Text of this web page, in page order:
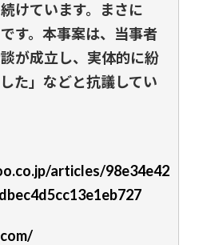
けています。まさに
す。本事案は、当事者
が成⽴し、実体的に紛
た」などと抗議してい
articles/98e34e42